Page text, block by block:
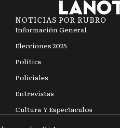
NOTICIAS POR RUBRO
Información General
Elecciones 2025
Política
Policiales
Entrevistas
Cultura Y Espectaculos